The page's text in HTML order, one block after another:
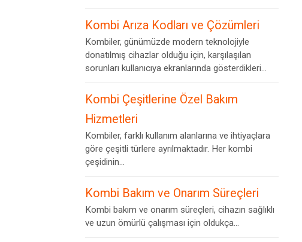
Kombi Arıza Kodları ve Çözümleri
Kombiler, günümüzde modern teknolojiyle
donatılmış cihazlar olduğu için, karşılaşılan
sorunları kullanıcıya ekranlarında gösterdikleri...
Kombi Çeşitlerine Özel Bakım
Hizmetleri
Kombiler, farklı kullanım alanlarına ve ihtiyaçlara
göre çeşitli türlere ayrılmaktadır. Her kombi
çeşidinin...
Kombi Bakım ve Onarım Süreçleri
Kombi bakım ve onarım süreçleri, cihazın sağlıklı
ve uzun ömürlü çalışması için oldukça...